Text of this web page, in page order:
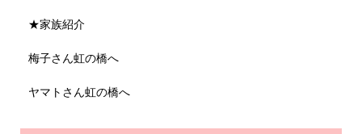
★家族紹介
梅子さん虹の橋へ
ヤマトさん虹の橋へ